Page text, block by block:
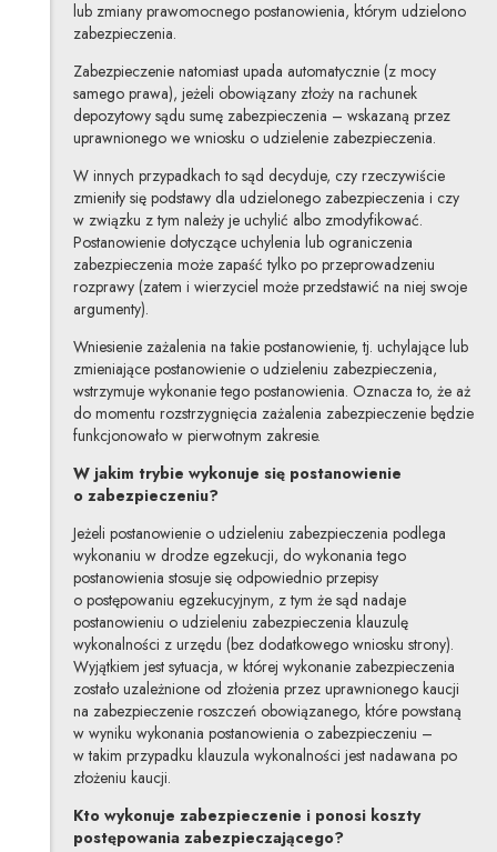
lub zmiany prawomocnego postanowienia, którym udzielono
zabezpieczenia.
Zabezpieczenie natomiast upada automatycznie (z mocy
samego prawa), jeżeli obowiązany złoży na rachunek
depozytowy sądu sumę zabezpieczenia – wskazaną przez
uprawnionego we wniosku o udzielenie zabezpieczenia.
W innych przypadkach to sąd decyduje, czy rzeczywiście
zmieniły się podstawy dla udzielonego zabezpieczenia i czy
w związku z tym należy je uchylić albo zmodyfikować.
Postanowienie dotyczące uchylenia lub ograniczenia
zabezpieczenia może zapaść tylko po przeprowadzeniu
rozprawy (zatem i wierzyciel może przedstawić na niej swoje
argumenty).
Wniesienie zażalenia na takie postanowienie, tj. uchylające lub
zmieniające postanowienie o udzieleniu zabezpieczenia,
wstrzymuje wykonanie tego postanowienia. Oznacza to, że aż
do momentu rozstrzygnięcia zażalenia zabezpieczenie będzie
funkcjonowało w pierwotnym zakresie.
W jakim trybie wykonuje się postanowienie
o zabezpieczeniu?
Jeżeli postanowienie o udzieleniu zabezpieczenia podlega
wykonaniu w drodze egzekucji, do wykonania tego
postanowienia stosuje się odpowiednio przepisy
o postępowaniu egzekucyjnym, z tym że sąd nadaje
postanowieniu o udzieleniu zabezpieczenia klauzulę
wykonalności z urzędu (bez dodatkowego wniosku strony).
Wyjątkiem jest sytuacja, w której wykonanie zabezpieczenia
zostało uzależnione od złożenia przez uprawnionego kaucji
na zabezpieczenie roszczeń obowiązanego, które powstaną
w wyniku wykonania postanowienia o zabezpieczeniu –
w takim przypadku klauzula wykonalności jest nadawana po
złożeniu kaucji.
Kto wykonuje zabezpieczenie i ponosi koszty
postępowania zabezpieczającego?